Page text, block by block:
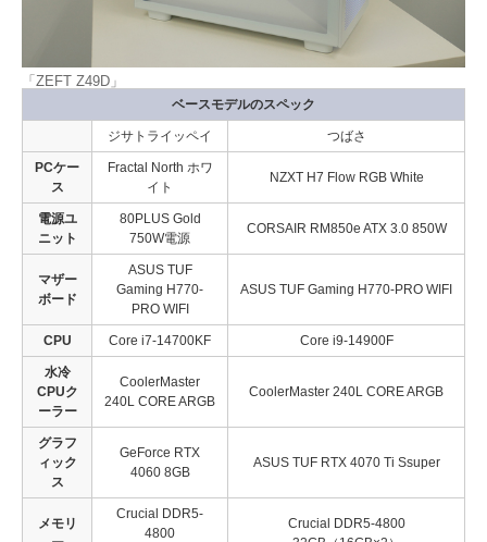
「ZEFT Z49D」
ベースモデルのスペック
ジサトライッペイ つばさ
PCケー
ス
Fractal North ホワ
イト
NZXT H7 Flow RGB White
電源ユ
ニット
80PLUS Gold
750W電源
CORSAIR RM850e ATX 3.0 850W
マザー
ボード
ASUS TUF
Gaming H770-
PRO WIFI
ASUS TUF Gaming H770-PRO WIFI
CPU Core i7-14700KF Core i9-14900F
水冷
CPUク
ーラー
CoolerMaster
240L CORE ARGB
CoolerMaster 240L CORE ARGB
グラフ
ィック
ス
GeForce RTX
4060 8GB
ASUS TUF RTX 4070 Ti Ssuper
メモリ
Crucial DDR5-
4800
Crucial DDR5-4800